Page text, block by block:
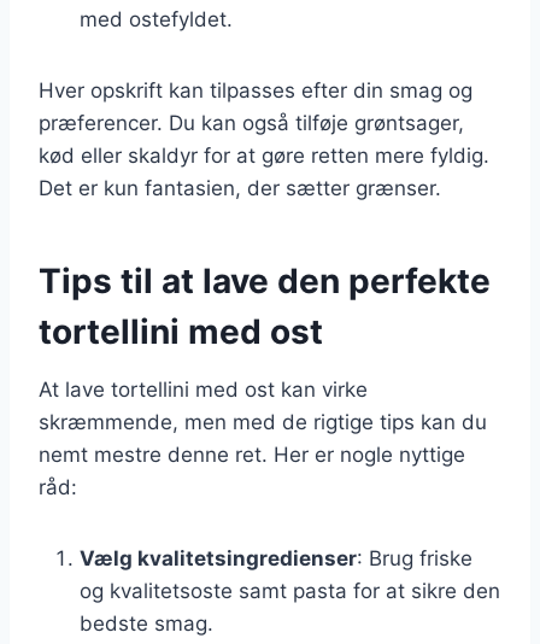
med ostefyldet.
Hver opskrift kan tilpasses efter din smag og
præferencer. Du kan også tilføje grøntsager,
kød eller skaldyr for at gøre retten mere fyldig.
Det er kun fantasien, der sætter grænser.
Tips til at lave den perfekte
tortellini med ost
At lave tortellini med ost kan virke
skræmmende, men med de rigtige tips kan du
nemt mestre denne ret. Her er nogle nyttige
råd:
Vælg kvalitetsingredienser: Brug friske
og kvalitetsoste samt pasta for at sikre den
bedste smag.